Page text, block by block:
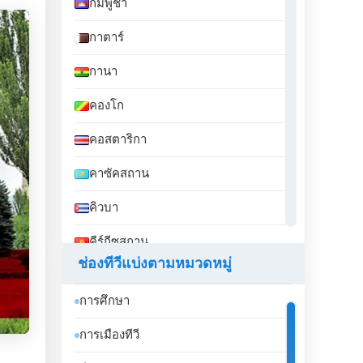
กัมพูชา
กาตาร์
กานา
คองโก
คอสตาริกา
คาซัคสถาน
คิวบา
คีร์กีซสถาน
ช่องทีวีแบ่งตามหมวดหมู่
การศึกษา
การเมืองทีวี